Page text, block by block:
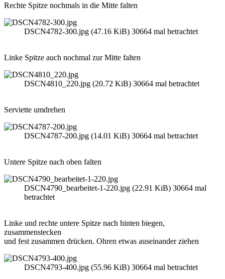
Rechte Spitze nochmals in die Mitte falten
DSCN4782-300.jpg (47.16 KiB) 30664 mal betrachtet
Linke Spitze auch nochmal zur Mitte falten
DSCN4810_220.jpg (20.72 KiB) 30664 mal betrachtet
Serviette umdrehen
DSCN4787-200.jpg (14.01 KiB) 30664 mal betrachtet
Untere Spitze nach oben falten
DSCN4790_bearbeitet-1-220.jpg (22.91 KiB) 30664 mal
betrachtet
Linke und rechte untere Spitze nach hinten biegen,
zusammenstecken
und fest zusammen drücken. Ohren etwas auseinander ziehen
DSCN4793-400.jpg (55.96 KiB) 30664 mal betrachtet